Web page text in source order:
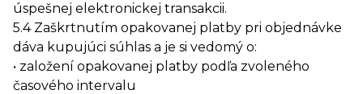
úspešnej elektronickej transakcii.
5.4 Zaškrtnutím opakovanej platby pri objednávke
dáva kupujúci súhlas a je si vedomý o:
• založení opakovanej platby podľa zvoleného
časového intervalu